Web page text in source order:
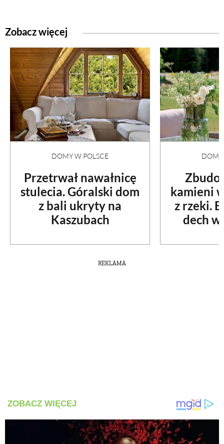
Zobacz więcej
DOMY W POLSCE
Przetrwał nawałnicę
stulecia. Góralski dom
z bali ukryty na
Kaszubach
DOMY
kamieni
z rzeki.
dech
REKLAMA